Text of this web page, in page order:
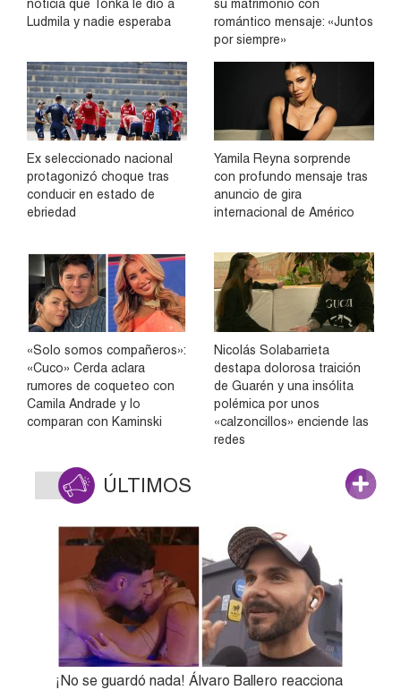
noticia que Tonka le dio a
Ludmila y nadie esperaba
su matrimonio con
romántico mensaje: «Juntos
por siempre»
Ex seleccionado nacional
protagonizó choque tras
conducir en estado de
ebriedad
Yamila Reyna sorprende
con profundo mensaje tras
anuncio de gira
internacional de Américo
«Solo somos compañeros»:
«Cuco» Cerda aclara
rumores de coqueteo con
Camila Andrade y lo
comparan con Kaminski
Nicolás Solabarrieta
destapa dolorosa traición
de Guarén y una insólita
polémica por unos
«calzoncillos» enciende las
redes
ÚLTIMOS
¡No se guardó nada! Álvaro Ballero reacciona